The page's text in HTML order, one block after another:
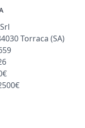
Torraca (SA)